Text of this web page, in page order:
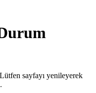
sayfayı yenileyerek